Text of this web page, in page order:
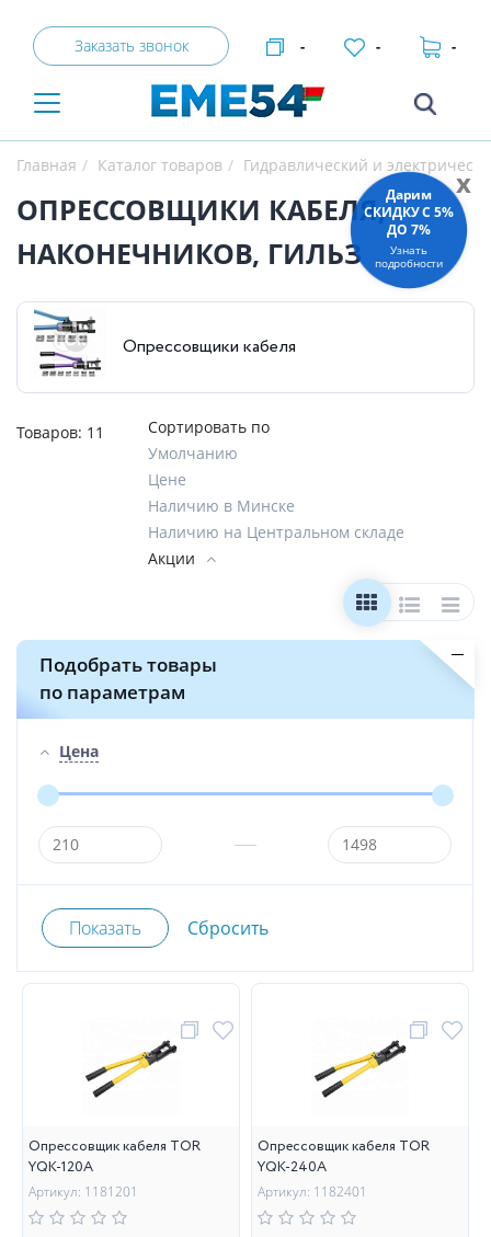
Заказать звонок - - -
Главная Каталог товаров Гидравлический и
ОПРЕССОВЩИКИ КАБЕЛЯ,
НАКОНЕЧНИКОВ, ГИЛЬЗ
Опрессовщики кабеля
Товаров: 11
Сортировать по
Умолчанию
Цене
Наличию в Минске
Наличию на Центральном складе
Акции
Подобрать товары
по параметрам
Цена
Опрессовщик кабеля TOR
YQK-120A
Артикул: 1181201
Опрессовщик кабеля TOR
YQK-240A
Артикул: 1182401
x
Дарим
СКИДКУ C 5%
ДО 7%
Узнать
подробности